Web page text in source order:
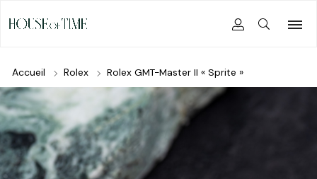
Accueil Rolex Rolex GMT-Master II « Sprite »